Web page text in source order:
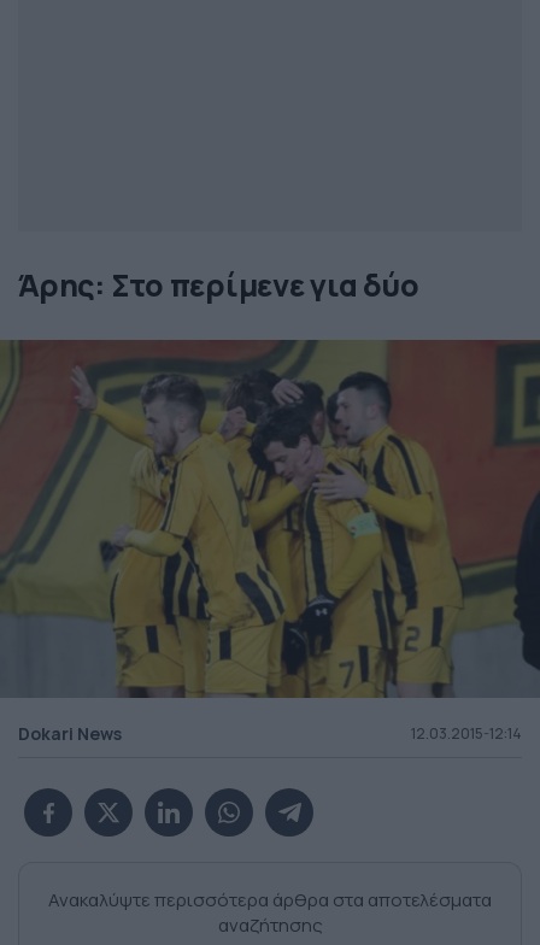
Άρης: Στο περίμενε για δύο
Dokari News 12.03.2015-12:14
Ανακαλύψτε περισσότερα άρθρα στα αποτελέσματα
αναζήτησης